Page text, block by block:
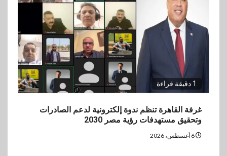
1 دقيقة قراءة
غرفة القاهرة تنظم ندوة إلكترونية لدعم الصادرات
وتحقيق مستهدفات رؤية مصر 2030